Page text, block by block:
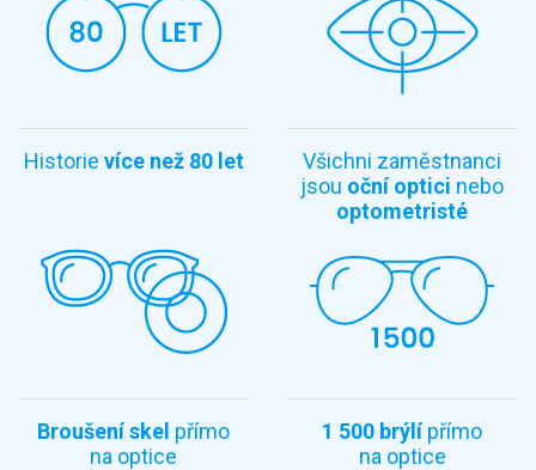
Historie více než 80 let
Všichni zaměstnanci
jsou oční optici nebo
optometristé
Broušení skel přímo
na optice
1 500 brýlípřímo
na optice